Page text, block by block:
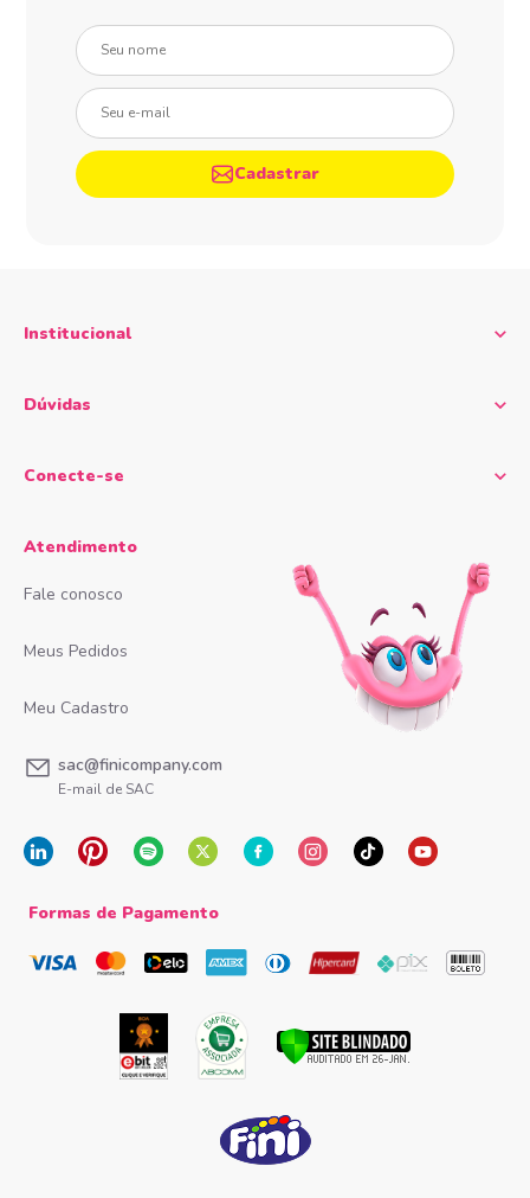
Seu nome
Seu e-mail
Cadastrar
Institucional
Dúvidas
Conecte-se
Atendimento
Fale conosco
Meus Pedidos
Meu Cadastro
sac@finicompany.com
E-mail de SAC
Formas de Pagamento